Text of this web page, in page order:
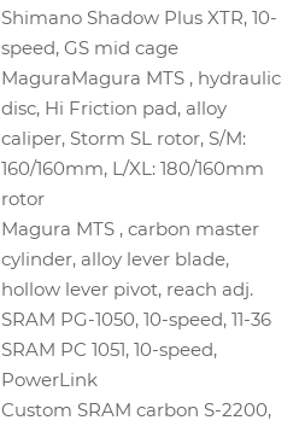
Shimano Shadow Plus XTR, 10-
speed, GS mid cage
MaguraMagura MTS , hydraulic
disc, Hi Friction pad, alloy
caliper, Storm SL rotor, S/M:
160/160mm, L/XL: 180/160mm
rotor
Magura MTS , carbon master
cylinder, alloy lever blade,
hollow lever pivot, reach adj.
SRAM PG-1050, 10-speed, 11-36
SRAM PC 1051, 10-speed,
PowerLink
Custom SRAM carbon S-2200,